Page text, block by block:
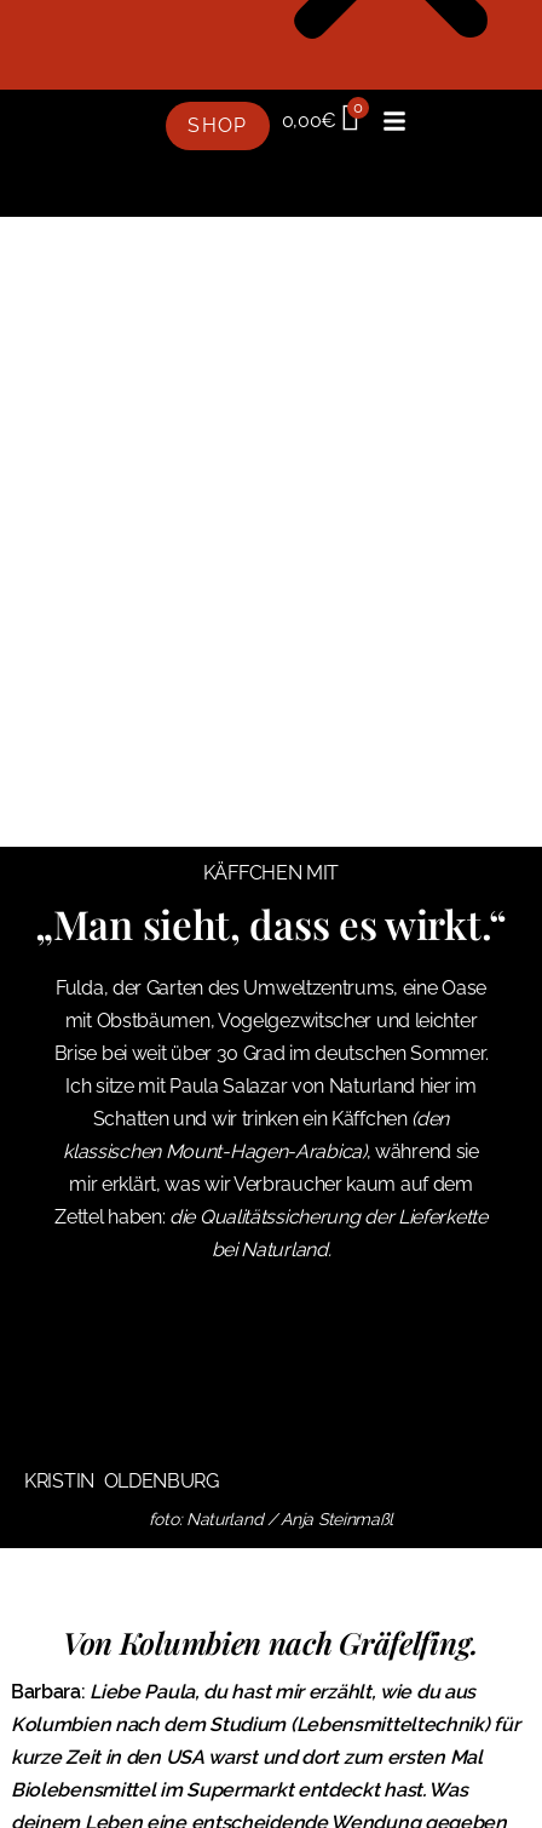
SHOP 0,00€
0
KÄFFCHEN MIT
„Man sieht, dass es wirkt.“
Fulda, der Garten des Umweltzentrums, eine Oase
mit Obstbäumen, Vogelgezwitscher und leichter
Brise bei weit über 30 Grad im deutschen Sommer.
Ich sitze mit Paula Salazar von Naturland hier im
Schatten und wir trinken ein Käffchen (den
klassischen Mount-Hagen-Arabica), während sie
mir erklärt, was wir Verbraucher kaum auf dem
Zettel haben: die Qualitätssicherung der Lieferkette
bei Naturland.
KRISTIN OLDENBURG
foto: Naturland / Anja Steinmaßl
Von Kolumbien nach Gräfelfing.
Barbara: Liebe Paula, du hast mir erzählt, wie du aus
Kolumbien nach dem Studium (Lebensmitteltechnik) für
kurze Zeit in den USA warst und dort zum ersten Mal
Biolebensmittel im Supermarkt entdeckt hast. Was
deinem Leben eine entscheidende Wendung gegeben